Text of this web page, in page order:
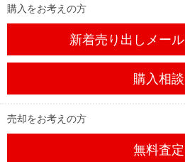
購入をお考えの方
新着売り出しメール
購入相談
売却をお考えの方
無料査定